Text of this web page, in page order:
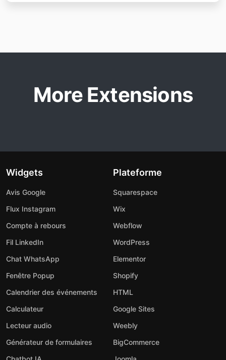
More Extensions
Widgets
Avis Google
Flux Instagram
Compte à rebours
Fil LinkedIn
Chat WhatsApp
Fenêtre Popup
Calendrier des événements
Calculateur
Lecteur audio
Générateur de formulaires
Plateforme
Squarespace
Wix
Webflow
WordPress
Elementor
Shopify
HTML
Google Sites
Weebly
BigCommerce